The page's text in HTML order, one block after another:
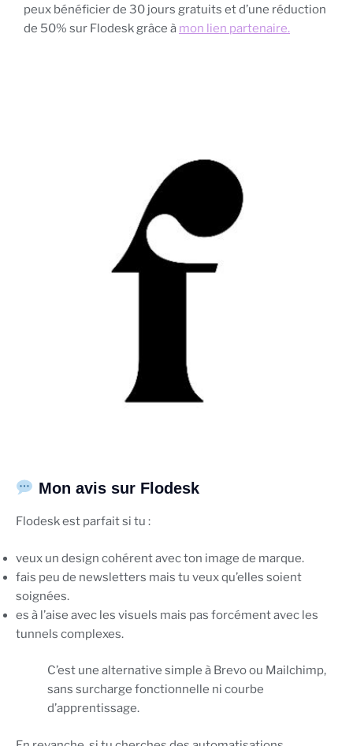
peux bénéficier de 30 jours gratuits et d’une réduction
de 50% sur Flodesk grâce à mon lien partenaire.
Mon avis sur Flodesk
Flodesk est parfait si tu :
veux un design cohérent avec ton image de marque.
fais peu de newsletters mais tu veux qu’elles soient
soignées.
es à l’aise avec les visuels mais pas forcément avec les
tunnels complexes.
C’est une alternative simple à Brevo ou Mailchimp,
sans surcharge fonctionnelle ni courbe
d’apprentissage.